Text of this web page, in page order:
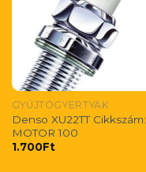
GYÚJTÓGYERTYÁK
Denso XU22TT Cikkszám:
MOTOR 100
1.700Ft